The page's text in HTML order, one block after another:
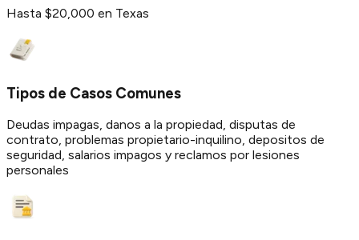
Hasta $20,000 en Texas
Tipos de Casos Comunes
Deudas impagas, danos a la propiedad, disputas de
contrato, problemas propietario-inquilino, depositos de
seguridad, salarios impagos y reclamos por lesiones
personales